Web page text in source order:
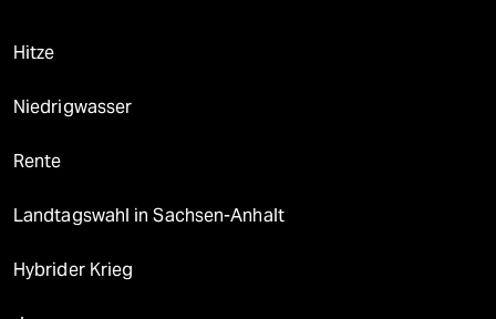
Hitze
Niedrigwasser
Rente
Landtagswahl in Sachsen-Anhalt
Hybrider Krieg